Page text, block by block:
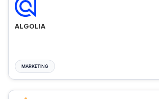
ALGOLIA
MARKETING